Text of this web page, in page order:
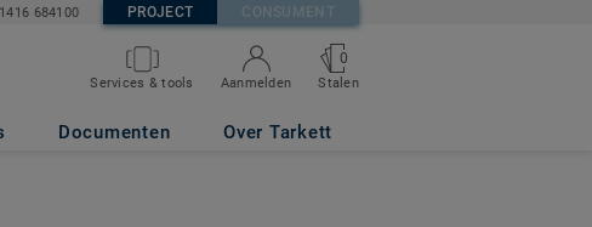
684100 PROJECT CONSUMENT
Services & tools Aanmelden
0
Stalen
Documenten Over Tarkett